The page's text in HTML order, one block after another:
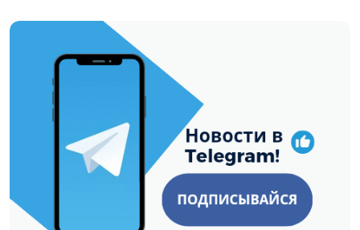
https://t.me/minskctvby